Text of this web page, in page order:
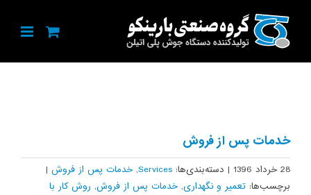
content
Larger
خدمات پس از فروش
28 خرداد 1396 | دسته‌بندی‌ها: Services
, خدمات پس از فروش |
برچسب‌ها: تعمیر و نگهداری, خدمات پس از فروش, روش کار با